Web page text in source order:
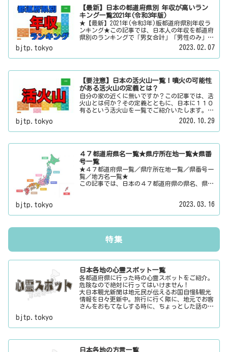
【最新】日本の都道府県別 年収が高いラン
キング一覧2021年(令和3年版)
★【最新】2021年(令和3年)版都道府県別年収ラ
ンキング★この記事では、日本人の年収を都道府
県別のランキングで「男女合計」「男性のみ」
「女性のみ」の３パターンでご紹介いたします。
また、月給と賞与（ボーナス）、平均年齢と平均
の勤続年数についても表示しています。
bjtp.tokyo 2023.02.07
【要注意】日本の活火山一覧！噴火の可能性
がある活火山の定義とは？
自分の家の近くに無いですか？この記事では、活
火山とは何か？その定義とともに、日本に１１０
有るという活火山を一覧でご紹介いたします。そ
の他にも、大日本観光新聞では、方言・お土産・
名物・観光スポット・デートスポット・パワース
ポット・心霊スポットなどの各都道府県の観光情
bjtp.tokyo 2020.10.29
４７都道府県名一覧★県庁所在地一覧★県番
号一覧
★４７都道府県一覧／県庁所在地一覧／県番号一
覧／地方名一覧★
この記事では、日本の４７都道府県の県名、県庁
のリンク先にはその地域に関する記事をご用意し
bjtp.tokyo 2023.03.16
特集
日本各地の心霊スポット一覧
各都道府県に行った時の心霊スポットをご紹介。
危険なので絶対に行ってはいけません！
大日本観光新聞は地元民が伝えるお国自慢&観光
情報を日々更新中。旅行に行く際に、地元でお客
さんをおもてなしする時に、ちょっとした話のネ
bjtp.tokyo
日本各地の方言一覧